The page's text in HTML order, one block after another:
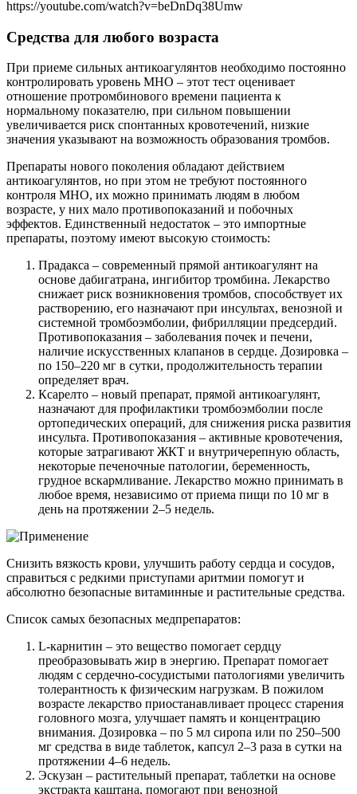
https://youtube.com/watch?v=beDnDq38Umw
Средства для любого возраста
При приеме сильных антикоагулянтов необходимо постоянно
контролировать уровень МНО – этот тест оценивает
отношение протромбинового времени пациента к
нормальному показателю, при сильном повышении
увеличивается риск спонтанных кровотечений, низкие
значения указывают на возможность образования тромбов.
Препараты нового поколения обладают действием
антикоагулянтов, но при этом не требуют постоянного
контроля МНО, их можно принимать людям в любом
возрасте, у них мало противопоказаний и побочных
эффектов. Единственный недостаток – это импортные
препараты, поэтому имеют высокую стоимость:
Прадакса – современный прямой антикоагулянт на
основе дабигатрана, ингибитор тромбина. Лекарство
снижает риск возникновения тромбов, способствует их
растворению, его назначают при инсультах, венозной и
системной тромбоэмболии, фибрилляции предсердий.
Противопоказания – заболевания почек и печени,
наличие искусственных клапанов в сердце. Дозировка –
по 150–220 мг в сутки, продолжительность терапии
определяет врач.
Ксарелто – новый препарат, прямой антикоагулянт,
назначают для профилактики тромбоэмболии после
ортопедических операций, для снижения риска развития
инсульта. Противопоказания – активные кровотечения,
которые затрагивают ЖКТ и внутричерепную область,
некоторые печеночные патологии, беременность,
грудное вскармливание. Лекарство можно принимать в
любое время, независимо от приема пищи по 10 мг в
день на протяжении 2–5 недель.
Снизить вязкость крови, улучшить работу сердца и сосудов,
справиться с редкими приступами аритмии помогут и
абсолютно безопасные витаминные и растительные средства.
Список самых безопасных медпрепаратов:
L-карнитин – это вещество помогает сердцу
преобразовывать жир в энергию. Препарат помогает
людям с сердечно-сосудистыми патологиями увеличить
толерантность к физическим нагрузкам. В пожилом
возрасте лекарство приостанавливает процесс старения
головного мозга, улучшает память и концентрацию
внимания. Дозировка – по 5 мл сиропа или по 250–500
мг средства в виде таблеток, капсул 2–3 раза в сутки на
протяжении 4–6 недель.
Эскузан – растительный препарат, таблетки на основе
экстракта каштана, помогают при венозной